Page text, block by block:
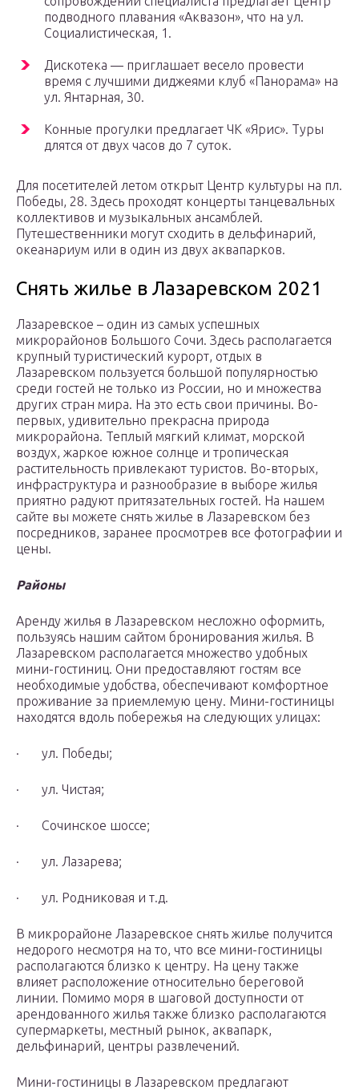
подводного плавания «Аквазон», что на ул.
Социалистическая, 1.
Дискотека — приглашает весело провести
время с лучшими диджеями клуб «Панорама» на
ул. Янтарная, 30.
Конные прогулки предлагает ЧК «Ярис». Туры
длятся от двух часов до 7 суток.
Для посетителей летом открыт Центр культуры на пл.
Победы, 28. Здесь проходят концерты танцевальных
коллективов и музыкальных ансамблей.
Путешественники могут сходить в дельфинарий,
океанариум или в один из двух аквапарков.
Снять жилье в Лазаревском 2021
Лазаревское – один из самых успешных
микрорайонов Большого Сочи. Здесь располагается
крупный туристический курорт, отдых в
Лазаревском пользуется большой популярностью
среди гостей не только из России, но и множества
других стран мира. На это есть свои причины. Во-
первых, удивительно прекрасна природа
микрорайона. Теплый мягкий климат, морской
воздух, жаркое южное солнце и тропическая
растительность привлекают туристов. Во-вторых,
инфраструктура и разнообразие в выборе жилья
приятно радуют притязательных гостей. На нашем
сайте вы можете снять жилье в Лазаревском без
посредников, заранее просмотрев все фотографии и
цены.
Районы
Аренду жилья в Лазаревском несложно оформить,
пользуясь нашим сайтом бронирования жилья. В
Лазаревском располагается множество удобных
мини-гостиниц. Они предоставляют гостям все
необходимые удобства, обеспечивают комфортное
проживание за приемлемую цену. Мини-гостиницы
находятся вдоль побережья на следующих улицах:
· ул. Победы;
· ул. Чистая;
· Сочинское шоссе;
· ул. Лазарева;
· ул. Родниковая и т.д.
В микрорайоне Лазаревское снять жилье получится
недорого несмотря на то, что все мини-гостиницы
располагаются близко к центру. На цену также
влияет расположение относительно береговой
линии. Помимо моря в шаговой доступности от
арендованного жилья также близко располагаются
супермаркеты, местный рынок, аквапарк,
дельфинарий, центры развлечений.
Мини-гостиницы в Лазаревском предлагают